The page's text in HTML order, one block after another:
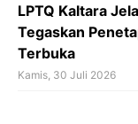
LPTQ Kaltara
Tegaskan
Terbuka
Kamis, 30 Juli 2026